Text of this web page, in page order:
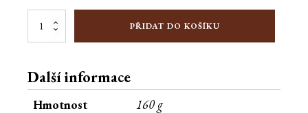
Nářadí
množství
PŘIDAT DO KOŠÍKU
Další informace
Hmotnost 160 g